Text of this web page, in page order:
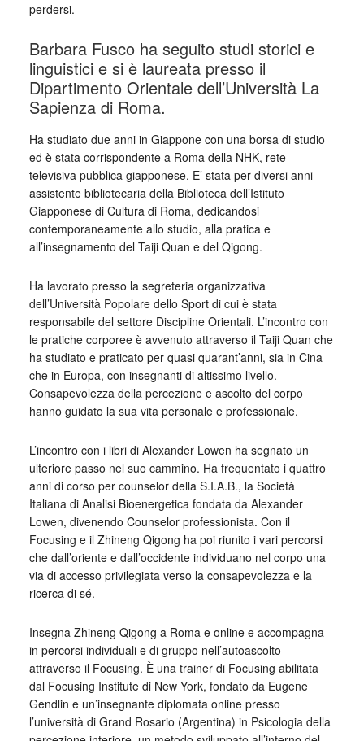
perdersi.
Barbara Fusco ha seguito studi storici e
linguistici e si è laureata presso il
Dipartimento Orientale dell’Università La
Sapienza di Roma.
Ha studiato due anni in Giappone con una borsa di studio
ed è stata corrispondente a Roma della NHK, rete
televisiva pubblica giapponese. E’ stata per diversi anni
assistente bibliotecaria della Biblioteca dell’Istituto
Giapponese di Cultura di Roma, dedicandosi
contemporaneamente allo studio, alla pratica e
all’insegnamento del Taiji Quan e del Qigong.
Ha lavorato presso la segreteria organizzativa
dell’Università Popolare dello Sport di cui è stata
responsabile del settore Discipline Orientali. L’incontro con
le pratiche corporee è avvenuto attraverso il Taiji Quan che
ha studiato e praticato per quasi quarant’anni, sia in Cina
che in Europa, con insegnanti di altissimo livello.
Consapevolezza della percezione e ascolto del corpo
hanno guidato la sua vita personale e professionale.
L’incontro con i libri di Alexander Lowen ha segnato un
ulteriore passo nel suo cammino. Ha frequentato i quattro
anni di corso per counselor della S.I.A.B., la Società
Italiana di Analisi Bioenergetica fondata da Alexander
Lowen, divenendo Counselor professionista. Con il
Focusing e il Zhineng Qigong ha poi riunito i vari percorsi
che dall’oriente e dall’occidente individuano nel corpo una
via di accesso privilegiata verso la consapevolezza e la
ricerca di sé.
Insegna Zhineng Qigong a Roma e online e accompagna
in percorsi individuali e di gruppo nell’autoascolto
attraverso il Focusing. È una trainer di Focusing abilitata
dal Focusing Institute di New York, fondato da Eugene
Gendlin e un’insegnante diplomata online presso
l’università di Grand Rosario (Argentina) in Psicologia della